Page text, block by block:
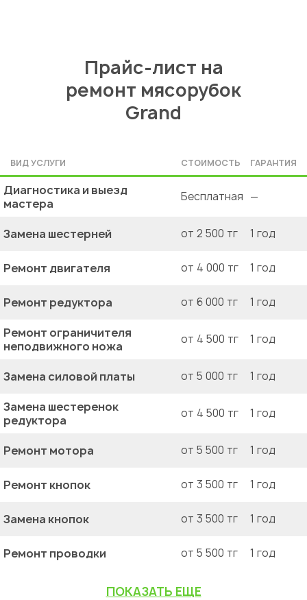
Прайс-лист на
ремонт мясорубок
Grand
ВИД УСЛУГИ СТОИМОСТЬ ГАРАНТИЯ
Диагностика и выезд
мастера
Бесплатная —
Замена шестерней от 2 500 тг 1 год
Ремонт двигателя от 4 000 тг 1 год
Ремонт редуктора от 6 000 тг 1 год
Ремонт ограничителя
неподвижного ножа
от 4 500 тг 1 год
Замена силовой платы от 5 000 тг 1 год
Замена шестеренок
редуктора
от 4 500 тг 1 год
Ремонт мотора от 5 500 тг 1 год
Ремонт кнопок от 3 500 тг 1 год
Замена кнопок от 3 500 тг 1 год
Ремонт проводки от 5 500 тг 1 год
ПОКАЗАТЬ ЕЩЕ